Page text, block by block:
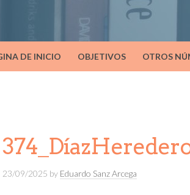
DE INICIO OBJETIVOS OTROS
23/09/2025 by Eduardo Sanz Arcega